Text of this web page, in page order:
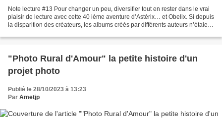
Note lecture #13 Pour changer un peu, diversifier tout en rester dans le vrai
plaisir de lecture avec cette 40 ième aventure d’Astérix… et Obelix. Si depuis
la disparition des créateurs, les albums créés par différents auteurs n’étaient
"Photo Rural d'Amour" la petite histoire d'un
projet photo
Publié le 28/10/2023 à 13:23
Par Ametjp